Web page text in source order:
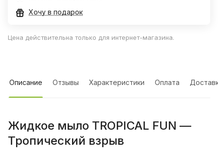
Хочу в подарок
Цена действительна только для интернет-магазина.
Описание Отзывы Характеристики Оплата
Жидкое мыло TROPICAL FUN —
Тропический взрыв